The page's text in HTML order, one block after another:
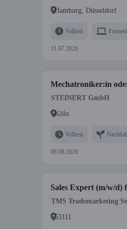
Hamburg, Düsseldorf
Vollzeit
31.07.2026
Mechatroniker:in
STEINERT GmbH
Köln
Vollzeit
08.08.2026
Sales Expert (m/w/d)
TMS Trademarketing
53111